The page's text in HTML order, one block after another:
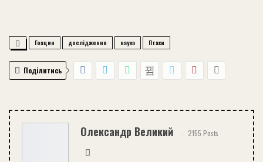
Гоацин дослідження наука Птахи
Поділитись
Олександр Великий 2155 Posts